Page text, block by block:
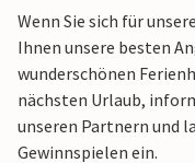
Wenn Sie sich für
Ihnen unsere besten
wunderschönen
nächsten Urlaub,
unseren Partnern und
Gewinnspielen ein.